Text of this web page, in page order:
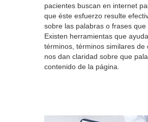
pacientes buscan en internet
que éste esfuerzo resulte
sobre las palabras o frases
Existen herramientas que
términos, términos similares
nos dan claridad sobre que
contenido de la página.